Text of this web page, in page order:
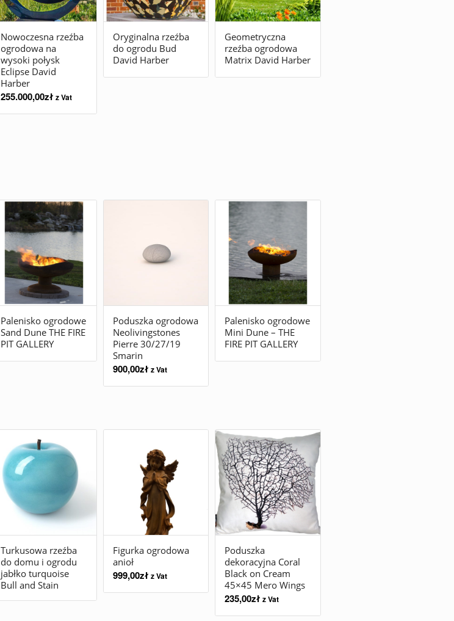
Nowoczesna rzeźba
ogrodowa na
wysoki połysk
Eclipse David
Harber
255.000,00zł z Vat
Oryginalna rzeźba
do ogrodu Bud
David Harber
Geometryczna
rzeźba ogrodowa
Matrix David Harber
Palenisko ogrodowe
Sand Dune THE FIRE
PIT GALLERY
Poduszka ogrodowa
Neolivingstones
Pierre 30/27/19
Smarin
900,00zł z Vat
Palenisko ogrodowe
Mini Dune – THE
FIRE PIT GALLERY
Turkusowa rzeźba
do domu i ogrodu
jabłko turquoise
Bull and Stain
Figurka ogrodowa
anioł
999,00zł z Vat
Poduszka
dekoracyjna Coral
Black on Cream
45×45 Mero Wings
235,00zł z Vat